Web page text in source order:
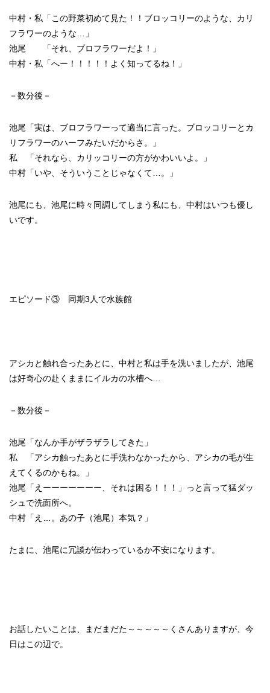
中村・私「この野菜初めて見た！！ブロッコリーのような、カリ
フラワーのような…」
池尾 「それ、ブロフラワーだよ！」
中村・私「へー！！！！！よく知ってるね！」
－数分後－
池尾「実は、ブロフラワーって適当に言った。ブロッコリーとカ
リフラワーのハーフみたいだからさ。」
私 「それなら、カリッコリーの方がかわいいよ。」
中村「いや、そういうことじゃなくて…。」
池尾にも、池尾に時々同調してしまう私にも、中村はいつも優し
いです。
エピソード③ 同期3人で水族館
アシカと触れ合ったあとに、中村と私は手を洗いましたが、池尾
は好奇心の赴くままにイルカの水槽へ…
－数分後－
池尾「なんか手がザラザラしてきた」
私 「アシカ触ったあとに手洗わなかったから、アシカの毛が生
えてくるのかもね。」
池尾「えーーーーーーー、それは困る！！！」っと言って猛ダッ
シュで洗面所へ。
中村「え…。あの子（池尾）本気？」
たまに、池尾に冗談が伝わっているか不安になります。
お話したいことは、まだまだた～～～～～くさんありますが、今
日はこの辺で。